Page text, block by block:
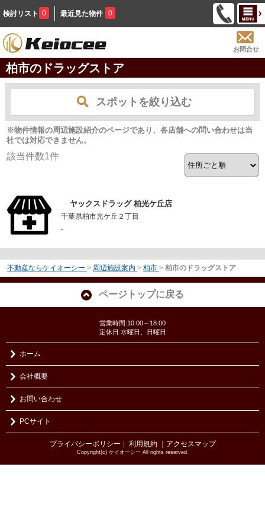
検討リスト 0 最近見た物件 0
お問合せ
柏市のドラッグストア
スポットを絞り込む
※物件情報の周辺施設紹介のページであり、各店舗への問い合わせは当
社では対応できません。
該当件数1件
ヤックスドラッグ 柏光ケ丘店
千葉県柏市光ケ丘２丁目
-
不動産ならケイオーシー > 周辺施設案内 > 柏市 > 柏市のドラッグストア
ページトップに戻る
営業時間:10:00～18:00
定休日:水曜日、日曜日
ホーム
会社概要
お問い合わせ
PCサイト
プライバシーポリシー ｜ 利用規約 ｜アクセスマップ
Copyright(c) ケイオーシー All rights reserved.